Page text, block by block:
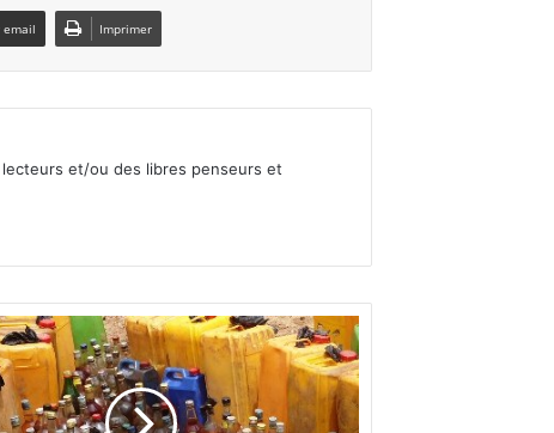
email Imprimer
et/ou des libres penseurs et